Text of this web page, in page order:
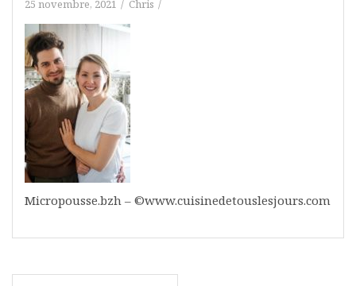
25 novembre, 2021 Chris
Micropousse.bzh – ©www.cuisinedetouslesjours.com